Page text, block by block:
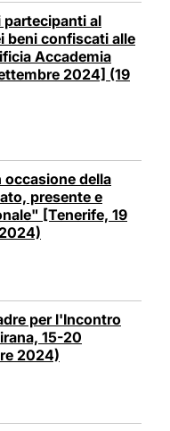
partecipanti al
beni confiscati alle
Accademia
2024] (19
occasione della
presente e
[Tenerife, 19
per l'Incontro
15-20
2024)